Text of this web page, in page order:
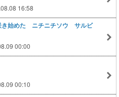
16:58
き始めた ニチニチソウ サルビ
00:00
00:10